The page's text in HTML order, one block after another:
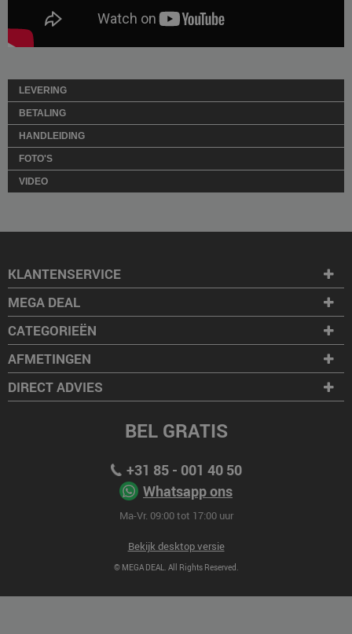
LEVERING
BETALING
HANDLEIDING
FOTO'S
VIDEO
KLANTENSERVICE
MEGA DEAL
CATEGORIEËN
AFMETINGEN
DIRECT ADVIES
BEL GRATIS
+31 85 - 001 40 50
Whatsapp ons
Ma-Vr. 09:00 tot 17:00 uur
Bekijk desktop versie
© MEGA DEAL. All Rights Reserved.